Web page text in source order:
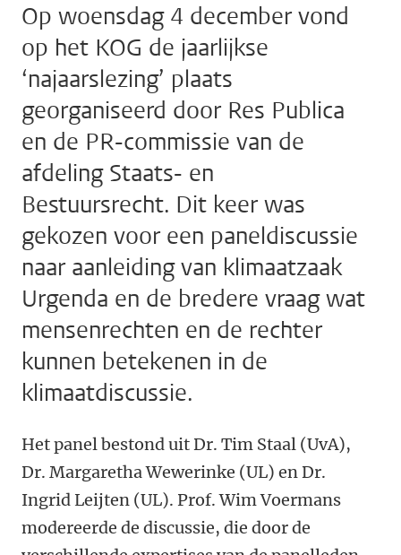
Op woensdag 4 december vond
op het KOG de jaarlijkse
‘najaarslezing’ plaats
georganiseerd door Res Publica
en de PR-commissie van de
afdeling Staats- en
Bestuursrecht. Dit keer was
gekozen voor een paneldiscussie
naar aanleiding van klimaatzaak
Urgenda en de bredere vraag wat
mensenrechten en de rechter
kunnen betekenen in de
klimaatdiscussie.
Het panel bestond uit Dr. Tim Staal (UvA),
Dr. Margaretha Wewerinke (UL) en Dr.
Ingrid Leijten (UL). Prof. Wim Voermans
modereerde de discussie, die door de